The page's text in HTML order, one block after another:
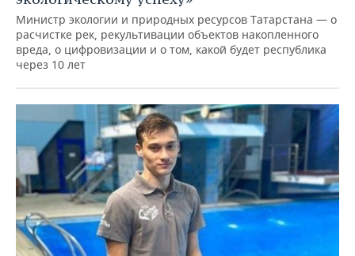
Министр экологии и природных ресурсов Татарстана — о
расчистке рек, рекультивации объектов накопленного
вреда, о цифровизации и о том, какой будет республика
через 10 лет